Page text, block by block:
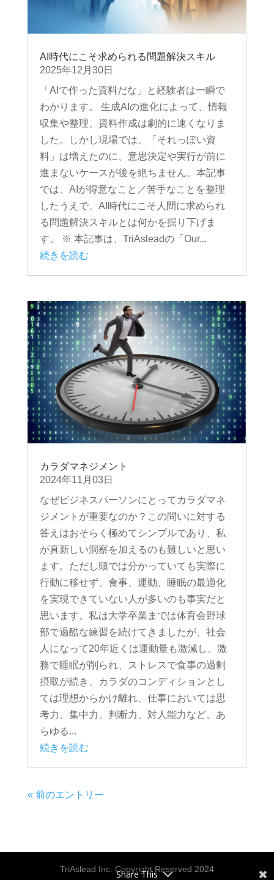
AI時代にこそ求められる問題解決スキル
2025年12月30日
「AIで作った資料だな」と経験者は一瞬で
わかります。 生成AIの進化によって、情報
収集や整理、資料作成は劇的に速くなりま
した。しかし現場では、「それっぽい資
料」は増えたのに、意思決定や実行が前に
進まないケースが後を絶ちません。本記事
では、AIが得意なこと／苦手なことを整理
したうえで、AI時代にこそ人間に求められ
る問題解決スキルとは何かを掘り下げま
す。 ※ 本記事は、TriAsleadの「Our...
続きを読む
カラダマネジメント
2024年11月03日
なぜビジネスパーソンにとってカラダマネ
ジメントが重要なのか？この問いに対する
答えはおそらく極めてシンプルであり、私
が真新しい洞察を加えるのも難しいと思い
ます。ただし頭では分かっていても実際に
行動に移せず、食事、運動、睡眠の最適化
を実現できていない人が多いのも事実だと
思います。私は大学卒業までは体育会野球
部で過酷な練習を続けてきましたが、社会
人になって20年近くは運動量も激減し、激
務で睡眠が削られ、ストレスで食事の過剰
摂取が続き、カラダのコンディションとし
ては理想からかけ離れ、仕事においては思
考力、集中力、判断力、対人能力など、あ
らゆる...
続きを読む
« 前のエントリー
TriAslead Inc. Copyright Reserved 2024
Share This